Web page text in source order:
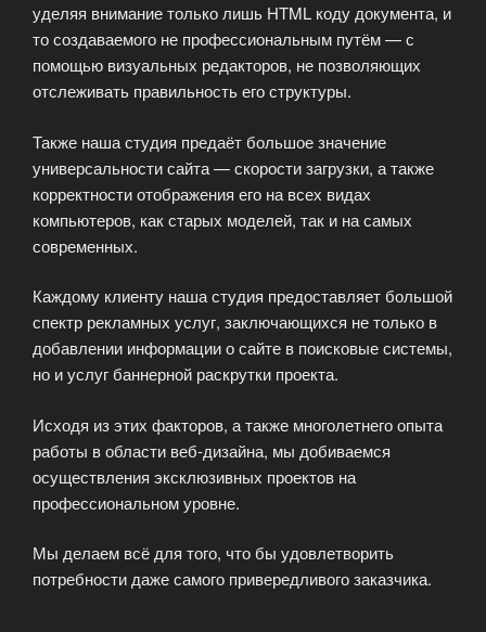
уделяя внимание только лишь HTML коду документа, и
то создаваемого не профессиональным путём — с
помощью визуальных редакторов, не позволяющих
отслеживать правильность его структуры.
Также наша студия предаёт большое значение
универсальности сайта — скорости загрузки, а также
корректности отображения его на всех видах
компьютеров, как старых моделей, так и на самых
современных.
Каждому клиенту наша студия предоставляет большой
спектр рекламных услуг, заключающихся не только в
добавлении информации о сайте в поисковые системы,
но и услуг баннерной раскрутки проекта.
Исходя из этих факторов, а также многолетнего опыта
работы в области веб-дизайна, мы добиваемся
осуществления эксклюзивных проектов на
профессиональном уровне.
Мы делаем всё для того, что бы удовлетворить
потребности даже самого привередливого заказчика.